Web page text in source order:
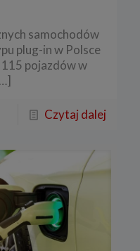
samochodów
plug-in w Polsce
pojazdów w
Czytaj dalej